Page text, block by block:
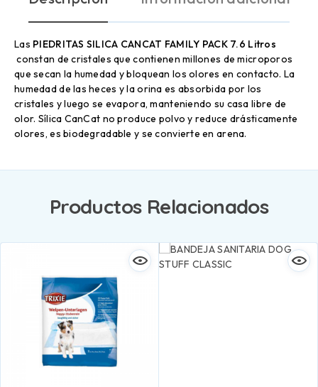
Las PIEDRITAS SILICA CANCAT FAMILY PACK 7.6 Litros
constan de cristales que contienen millones de microporos
que secan la humedad y bloquean los olores en contacto. La
humedad de las heces y la orina es absorbida por los
cristales y luego se evapora, manteniendo su casa libre de
olor. Sílica CanCat no produce polvo y reduce drásticamente
olores, es biodegradable y se convierte en arena.
Productos Relacionados